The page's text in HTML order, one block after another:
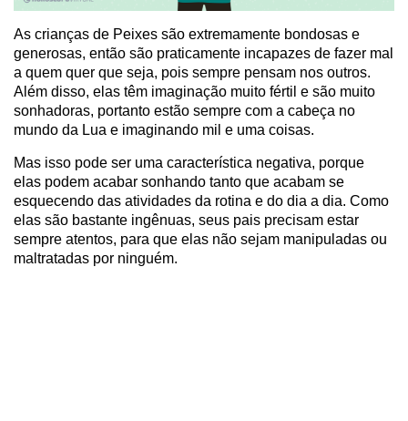
As crianças de Peixes são extremamente bondosas e
generosas, então são praticamente incapazes de fazer mal
a quem quer que seja, pois sempre pensam nos outros.
Além disso, elas têm imaginação muito fértil e são muito
sonhadoras, portanto estão sempre com a cabeça no
mundo da Lua e imaginando mil e uma coisas.
Mas isso pode ser uma característica negativa, porque
elas podem acabar sonhando tanto que acabam se
esquecendo das atividades da rotina e do dia a dia. Como
elas são bastante ingênuas, seus pais precisam estar
sempre atentos, para que elas não sejam manipuladas ou
maltratadas por ninguém.